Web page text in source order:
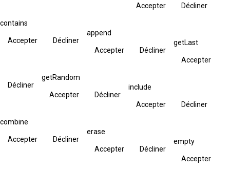
Accepter Décliner
contains
Accepter Décliner
append
Accepter Décliner
getLast
Accepter
Décliner
getRandom
Accepter Décliner
include
Accepter Décliner
combine
Accepter Décliner
erase
Accepter Décliner
empty
Accepter